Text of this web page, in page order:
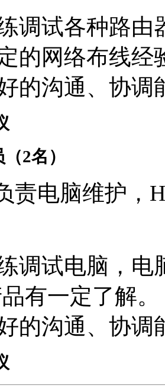
调试各种路由
的网络布线经
的沟通、协调
2名）
责电脑维护，
调试电脑，电
有一定了解。
的沟通、协调